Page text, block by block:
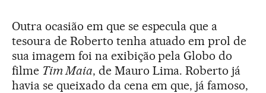
Outra ocasião em que se especula que a
tesoura de Roberto tenha atuado em prol de
sua imagem foi na exibição pela Globo do
filme Tim Maia, de Mauro Lima. Roberto já
havia se queixado da cena em que, já famoso,